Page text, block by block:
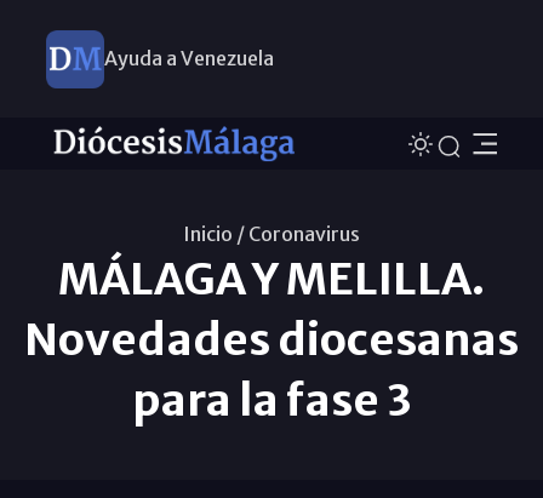
Ayuda a Venezuela
Inicio / Coronavirus
MÁLAGA Y MELILLA.
Novedades diocesanas
para la fase 3